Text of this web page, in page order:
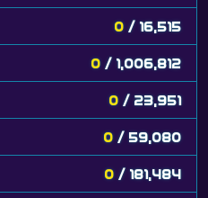
0 / 16,515
0 / 1,006,812
0 / 23,951
0 / 59,080
0 / 181,484